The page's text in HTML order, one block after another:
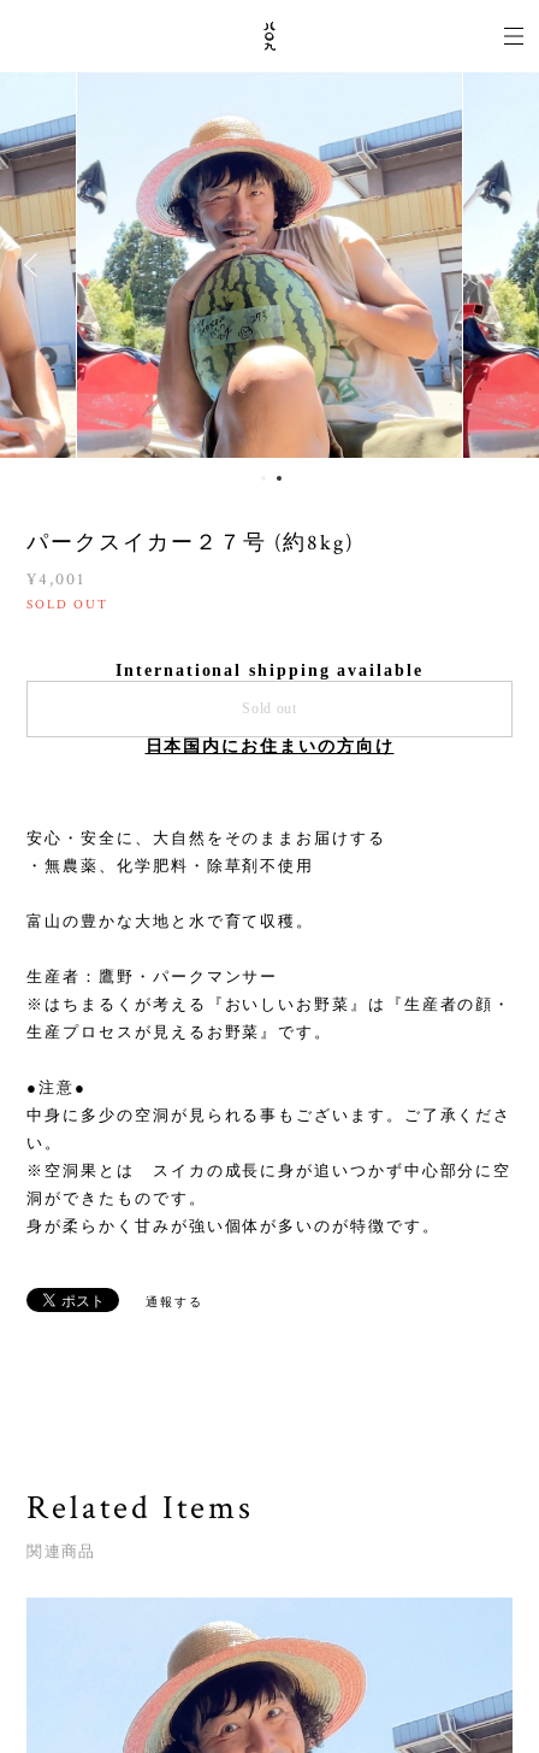
パークスイカー２７号 (約8kg)
¥4,001
SOLD OUT
International shipping available
Sold out
日本国内にお住まいの方向け
安心・安全に、大自然をそのままお届けする
・無農薬、化学肥料・除草剤不使用
富山の豊かな大地と水で育て収穫。
生産者：鷹野・パークマンサー
※はちまるくが考える『おいしいお野菜』は『生産者の顔・
生産プロセスが見えるお野菜』です。
●注意●
中身に多少の空洞が見られる事もございます。ご了承くださ
い。
※空洞果とは スイカの成長に身が追いつかず中心部分に空
洞ができたものです。
身が柔らかく甘みが強い個体が多いのが特徴です。
通報する
Related Items
関連商品